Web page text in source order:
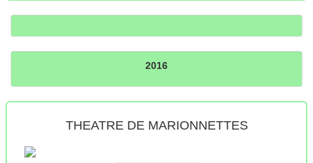
2016
THEATRE DE MARIONNETTES